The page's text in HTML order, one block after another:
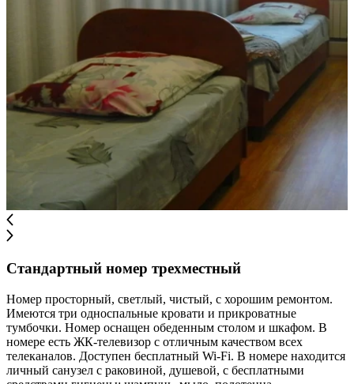
Стандартный номер трехместный
Номер просторный, светлый, чистый, с хорошим ремонтом.
Имеются три односпальные кровати и прикроватные
тумбочки. Номер оснащен обеденным столом и шкафом. В
номере есть ЖК-телевизор с отличным качеством всех
телеканалов. Доступен бесплатный Wi-Fi. В номере находится
личный санузел с раковиной, душевой, с бесплатными